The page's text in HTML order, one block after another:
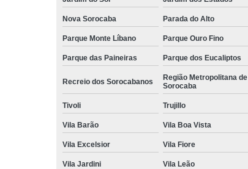
Nova Sorocaba Parada do Alto
Parque Monte Líbano Parque Ouro Fino
Parque das Paineiras Parque dos Eucaliptos
Recreio dos Sorocabanos
Região Metropolitana de
Sorocaba
Tivoli Trujillo
Vila Barão Vila Boa Vista
Vila Excelsior Vila Fiore
Vila Jardini Vila Leão